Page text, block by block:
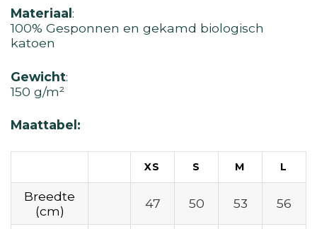
Materiaal :
100% Gesponnen en gekamd biologisch
katoen
Gewicht:
150 g/m²
Maattabel:
XS S M L
Breedte
(cm)
47 50 53 56